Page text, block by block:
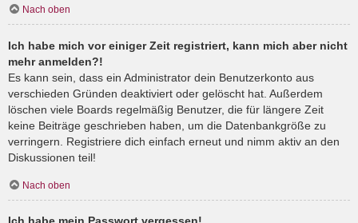
Nach oben
Ich habe mich vor einiger Zeit registriert, kann mich aber nicht
mehr anmelden?!
Es kann sein, dass ein Administrator dein Benutzerkonto aus
verschieden Gründen deaktiviert oder gelöscht hat. Außerdem
löschen viele Boards regelmäßig Benutzer, die für längere Zeit
keine Beiträge geschrieben haben, um die Datenbankgröße zu
verringern. Registriere dich einfach erneut und nimm aktiv an den
Diskussionen teil!
Nach oben